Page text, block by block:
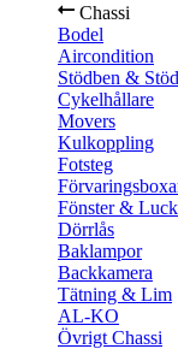
Chassi
Bodel
Aircondition
Stödben &
Cykelhållare
Movers
Kulkoppling
Fotsteg
Fönster &
Dörrlås
Baklampor
Backkamera
Tätning & Lim
AL-KO
Övrigt Chassi